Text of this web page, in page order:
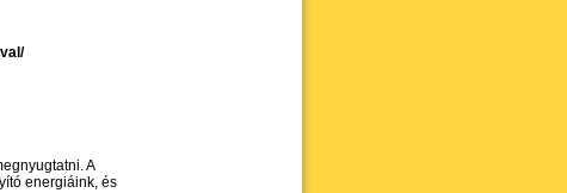
A
energiáink, és